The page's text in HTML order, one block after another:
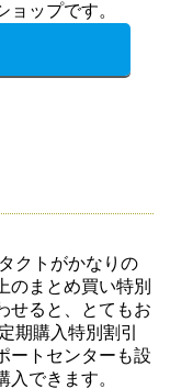
ップです。
クトがかなりの
のまとめ買い特別
せると、とてもお
期購入特別割引
ートセンターも設
できます。